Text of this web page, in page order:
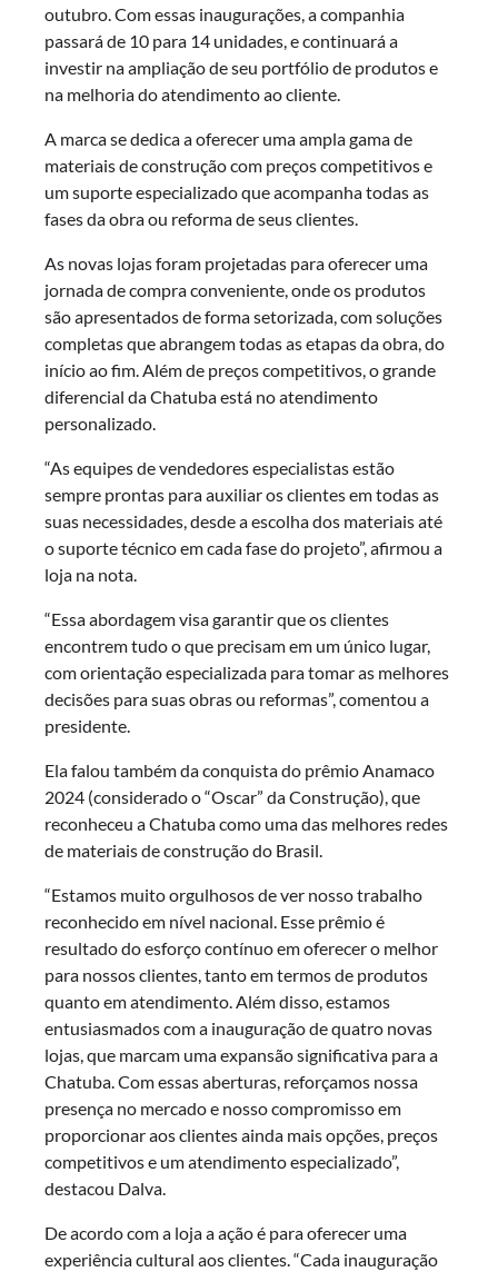
outubro. Com essas inaugurações, a companhia
passará de 10 para 14 unidades, e continuará a
investir na ampliação de seu portfólio de produtos e
na melhoria do atendimento ao cliente.
A marca se dedica a oferecer uma ampla gama de
materiais de construção com preços competitivos e
um suporte especializado que acompanha todas as
fases da obra ou reforma de seus clientes.
As novas lojas foram projetadas para oferecer uma
jornada de compra conveniente, onde os produtos
são apresentados de forma setorizada, com soluções
completas que abrangem todas as etapas da obra, do
início ao fim. Além de preços competitivos, o grande
diferencial da Chatuba está no atendimento
personalizado.
“As equipes de vendedores especialistas estão
sempre prontas para auxiliar os clientes em todas as
suas necessidades, desde a escolha dos materiais até
o suporte técnico em cada fase do projeto”, afirmou a
loja na nota.
“Essa abordagem visa garantir que os clientes
encontrem tudo o que precisam em um único lugar,
com orientação especializada para tomar as melhores
decisões para suas obras ou reformas”, comentou a
presidente.
Ela falou também da conquista do prêmio Anamaco
2024 (considerado o “Oscar” da Construção), que
reconheceu a Chatuba como uma das melhores redes
de materiais de construção do Brasil.
“Estamos muito orgulhosos de ver nosso trabalho
reconhecido em nível nacional. Esse prêmio é
resultado do esforço contínuo em oferecer o melhor
para nossos clientes, tanto em termos de produtos
quanto em atendimento. Além disso, estamos
entusiasmados com a inauguração de quatro novas
lojas, que marcam uma expansão significativa para a
Chatuba. Com essas aberturas, reforçamos nossa
presença no mercado e nosso compromisso em
proporcionar aos clientes ainda mais opções, preços
competitivos e um atendimento especializado”,
destacou Dalva.
De acordo com a loja a ação é para oferecer uma
experiência cultural aos clientes. “Cada inauguração